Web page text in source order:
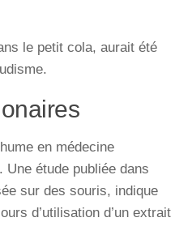
le petit cola, aurait été
en médecine
étude publiée dans
sur des souris, indique
d’utilisation d’un extrait